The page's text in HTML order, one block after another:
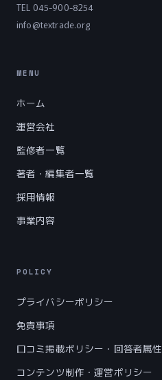
TEL 045-900-8254
info@textrade.org
MENU
ホーム
運営会社
監修者一覧
著者・編集者一覧
採用情報
事業内容
POLICY
プライバシーポリシー
免責事項
口コミ掲載ポリシー・回答者属性
コンテンツ制作・運営ポリシー